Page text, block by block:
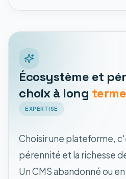
Écosystème et
choix à long terme
EXPERTISE
Choisir une plateforme,
pérennité et la richesse
Un CMS abandonné ou